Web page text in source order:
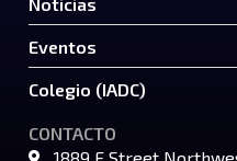
Eventos
Colegio (IADC)
CONTACTO